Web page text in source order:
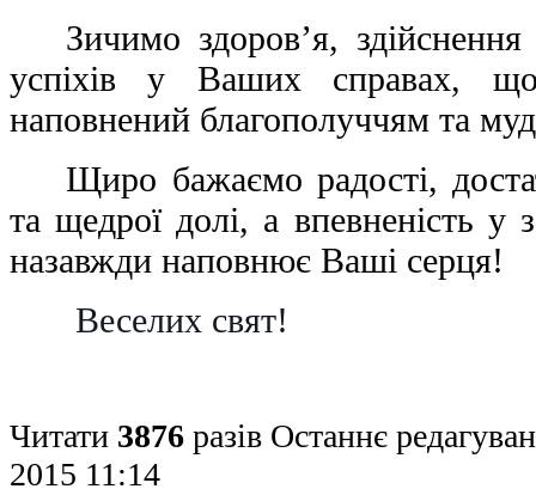
Зичимо здоров’я,
успіхів у Ваших справах,
наповнений благополуччям та
Щиро бажаємо радості,
та щедрої долі, а впевненість у
назавжди наповнює Ваші серця!
Веселих свят!
Читати 3876 разів Останнє
2015 11:14